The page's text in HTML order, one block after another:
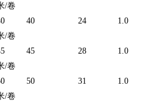
卷
040 40 24 1.0
卷
045 45 28 1.0
卷
050 50 31 1.0
卷